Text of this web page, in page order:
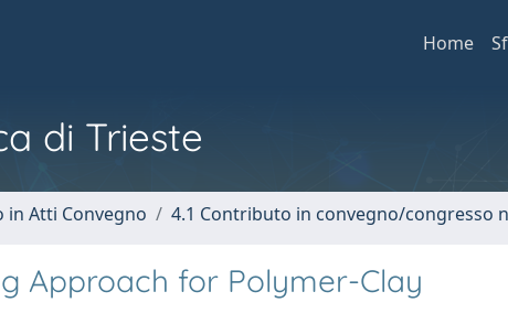
Home
di Trieste
in Atti Convegno 4.1 Contributo in convegno/congresso
Approach for Polymer-Clay